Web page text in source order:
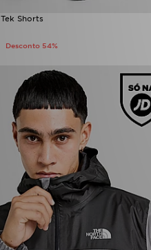
Shorts
Desconto 54%